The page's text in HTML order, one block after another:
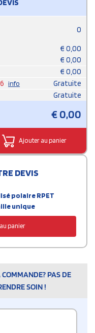
0
€ 0,00
€ 0,00
€ 0,00
info
Gratuite
Gratuite
€0,00
Ajouter au panier
DEVIS
polaire RPET
unique
panier
PAS DE
SOIN !